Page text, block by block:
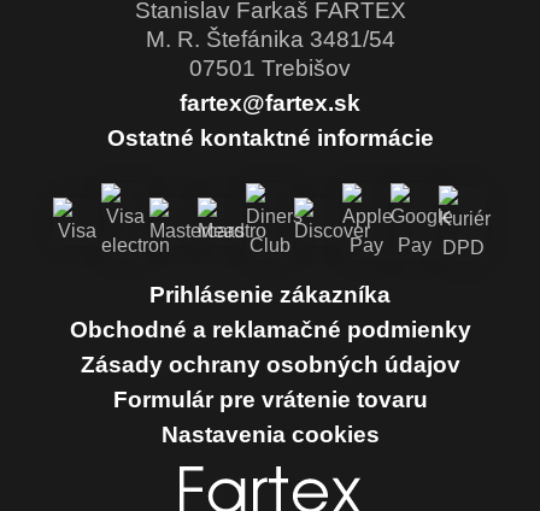
Prihlásenie zákazníka
Obchodné a reklamačné podmienky
Zásady ochrany osobných údajov
Formulár pre vrátenie tovaru
Nastavenia cookies
Stanislav Farkaš FARTEX
M. R. Štefánika 3481/54
07501 Trebišov
fartex@fartex.sk
Ostatné kontaktné informácie